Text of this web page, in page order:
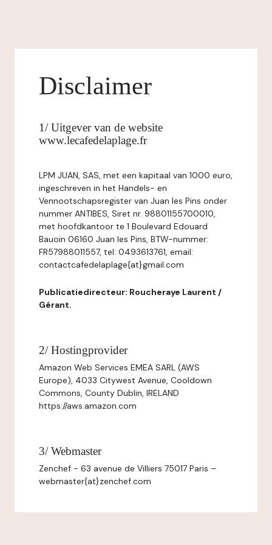
Disclaimer
1/ Uitgever van de website
www.lecafedelaplage.fr
LPM JUAN, SAS, met een kapitaal van 1000 euro,
ingeschreven in het Handels- en
Vennootschapsregister van Juan les Pins onder
nummer ANTIBES, Siret nr. 98801155700010,
met hoofdkantoor te 1 Boulevard Edouard
Bauoin 06160 Juan les Pins, BTW-nummer:
FR57988011557, tel: 0493613761, email:
contactcafedelaplage{at}gmail.com
Publicatiedirecteur: Roucheraye Laurent /
Gérant.
2/ Hostingprovider
Amazon Web Services EMEA SARL (AWS
Europe), 4033 Citywest Avenue, Cooldown
Commons, County Dublin, IRELAND
https://aws.amazon.com
3/ Webmaster
Zenchef - 63 avenue de Villiers 75017 Paris –
webmaster{at}zenchef.com